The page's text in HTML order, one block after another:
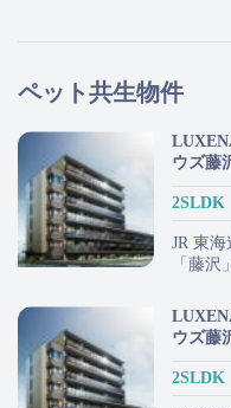
ペット共生物件
ウズ藤
2SLDK
JR 東
「藤
ウズ藤
2SLDK